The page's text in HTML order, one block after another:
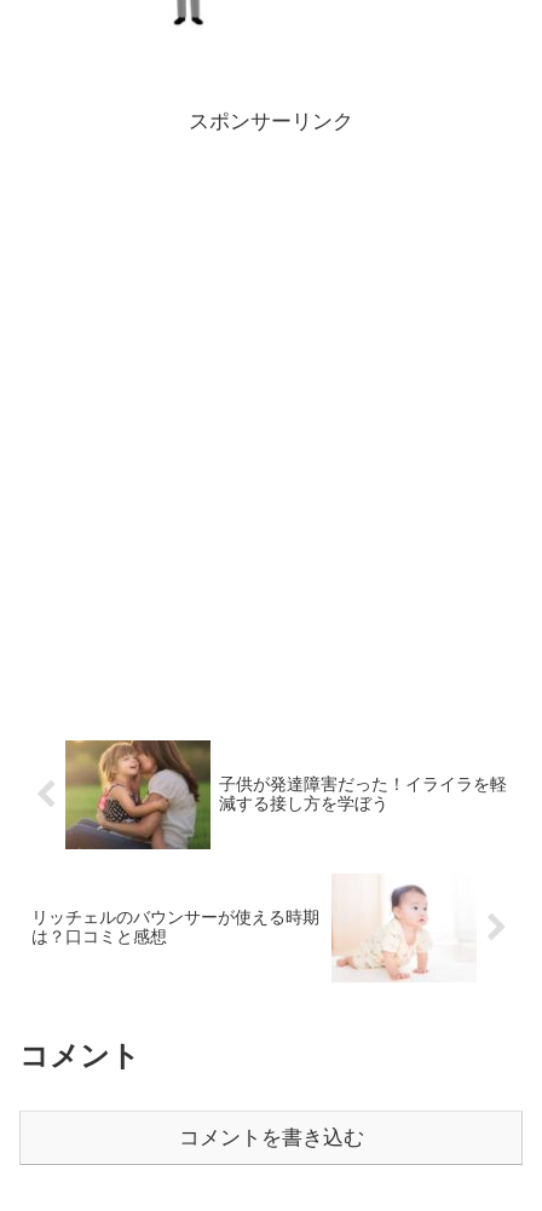
スポンサーリンク
子供が発達障害だった！イライラを軽
減する接し方を学ぼう
リッチェルのバウンサーが使える時期
は？口コミと感想
コメント
コメントを書き込む